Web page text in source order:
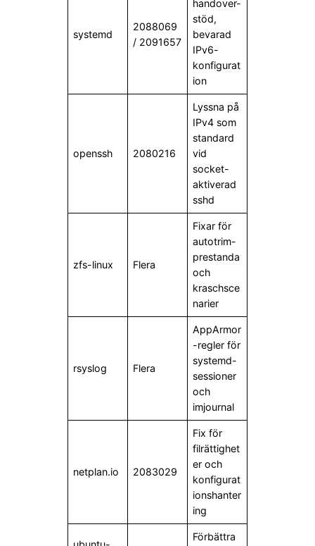
systemd
2088069
/ 2091657
handover-
stöd,
bevarad
IPv6-
konfigurat
ion
openssh 2080216
Lyssna på
IPv4 som
standard
vid
socket-
aktiverad
sshd
zfs-linux Flera
Fixar för
autotrim-
prestanda
och
kraschsce
narier
rsyslog Flera
AppArmor
-regler för
systemd-
sessioner
och
imjournal
netplan.io 2083029
Fix för
filrättighet
er och
konfigurat
ionshanter
ing
Förbättra